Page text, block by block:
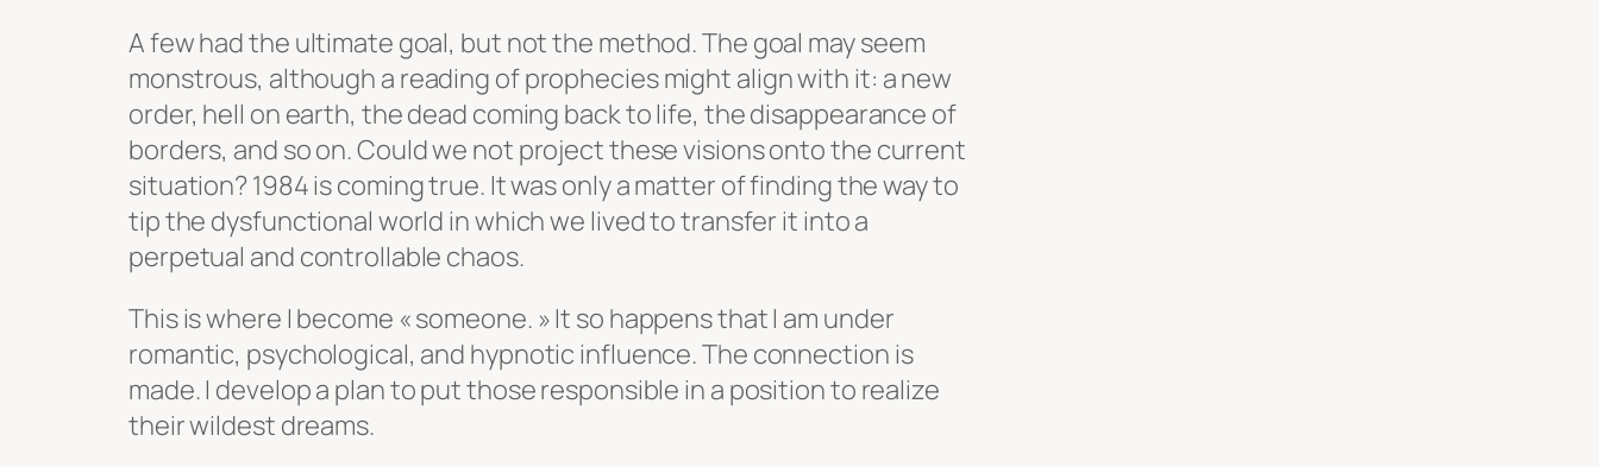
A few had the ultimate goal, but not the method. The goal may seem
monstrous, although a reading of prophecies might align with it: a new
order, hell on earth, the dead coming back to life, the disappearance of
borders, and so on. Could we not project these visions onto the current
situation? 1984 is coming true. It was only a matter of finding the way to
tip the dysfunctional world in which we lived to transfer it into a
perpetual and controllable chaos.
This is where I become « someone. » It so happens that I am under
romantic, psychological, and hypnotic influence. The connection is
made. I develop a plan to put those responsible in a position to realize
their wildest dreams.